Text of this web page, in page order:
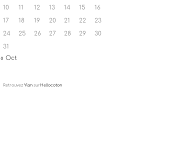
10
11 12 13 14 15
16
17
18 19 20 21 22
23
24
25 26 27 28 29
30
31
« Oct
Retrouvez Ylansur Hellocoton